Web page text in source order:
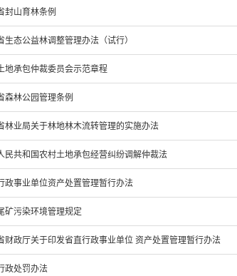
封山育林条例
生态公益林调整管理办法（试行）
地承包仲裁委员会示范章程
森林公园管理条例
林业局关于林地林木流转管理的实施办法
民共和国农村土地承包经营纠纷调解仲裁法
政事业单位资产处置管理暂行办法
矿污染环境管理规定
财政厅关于印发省直行政事业单位 资产处置管理暂行办法
政处罚办法